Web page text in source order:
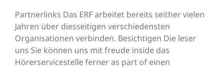
Partnerlinks Das ERF arbeitet bereits seither vielen
Jahren über diesseitigen verschiedensten
Organisationen verbinden. Besichtigen Die leser
uns Sie können uns mit freude inside das
Hörerservicestelle ferner as part of einen